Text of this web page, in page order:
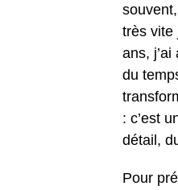
très vite
ans,
du
: c’est
détail,
Pour